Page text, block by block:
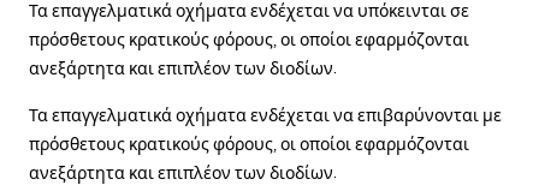
Τα επαγγελματικά οχήματα ενδέχεται να υπόκεινται σε
πρόσθετους κρατικούς φόρους, οι οποίοι εφαρμόζονται
ανεξάρτητα και επιπλέον των διοδίων.
Τα επαγγελματικά οχήματα ενδέχεται να επιβαρύνονται με
πρόσθετους κρατικούς φόρους, οι οποίοι εφαρμόζονται
ανεξάρτητα και επιπλέον των διοδίων.